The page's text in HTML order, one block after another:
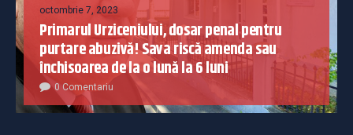
octombrie 7, 2023
Primarul Urziceniului, dosar penal pentru
purtare abuzivă! Sava riscă amenda sau
închisoarea de la o lună la 6 luni
0 Comentariu